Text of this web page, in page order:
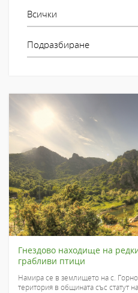
Гнездово находище на
грабливи птици
Намира се в землището на с.
територия в общината със статут